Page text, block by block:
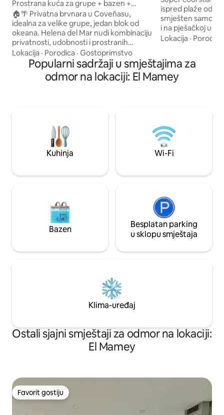
Prostrana kuća za grupe + bazen +
klima-uređaj + Wi-Fi @Coveñas
🏠🌴 Privatna brvnara u Coveñasu,
idealna za velike grupe, jedan blok od
okeana. Helena del Mar nudi kombinaciju
privatnosti, udobnosti i prostranih
zajedničkih prostora. 👨‍👧‍👧Savršeno za
porodice i prijatelje, uz pomoć u kuhinji i
čišćenje tokom dana, tako da je vaša
jedina briga da se zabavljate. ✨Prostor
boravak će biti u najboljim rukama!
Lokacija · Porodica · Gostoprimstvo
ispred plaže od
smješten samo 7
i na pješačkoj
restorana na
atmosferom
zalaska sunca,
plažama i općenito
Lokacija · Porodica
Popularni sadržaji u smještajima za
odmor na lokaciji: El Mamey
Kuhinja Wi-Fi
Bazen
Besplatan parking
u sklopu smještaja
Klima-uređaj
Ostali sjajni smještaji za odmor na lokaciji:
El Mamey
Favorit gostiju
Favorit gostiju